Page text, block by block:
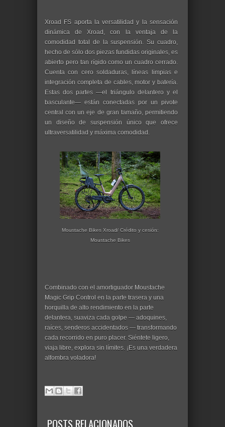
Xroad FS aporta la versatilidad y la sensación
dinámica de Xroad, con la ventaja de la
comodidad total de la suspensión. Su cuadro,
hecho de sólo dos piezas fundidas originales, es
abierto pero tan rígido como un cuadro cerrado.
Cuenta con cero soldaduras, líneas limpias e
integración completa de cables, motor y batería.
Estas dos partes —el triángulo delantero y el
basculante— están conectadas por un pivote
central con un eje de gran tamaño, permitiendo
un diseño de suspensión único que ofrece
ultraversatilidad y máxima comodidad.
Moustache Bikes Xroad/ Crédito y cesión:
Moustache Bikes
Combinado con el amortiguador Moustache
Magic Grip Control en la parte trasera y una
horquilla de alto rendimiento en la parte
delantera, suaviza cada golpe — adoquines,
raíces, senderos accidentados — transformando
cada recorrido en puro placer. Siéntete ligero,
viaja libre, explora sin límites. ¡Es una verdadera
alfombra voladora!
POSTS RELACIONADOS